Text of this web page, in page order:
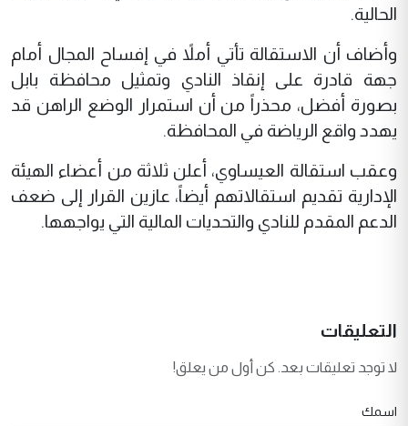
الحالية.
وأضاف أن الاستقالة تأتي أملاً في إفساح المجال أمام
جهة قادرة على إنقاذ النادي وتمثيل محافظة بابل
بصورة أفضل، محذراً من أن استمرار الوضع الراهن قد
يهدد واقع الرياضة في المحافظة.
وعقب استقالة العيساوي، أعلن ثلاثة من أعضاء الهيئة
الإدارية تقديم استقالاتهم أيضاً، عازين القرار إلى ضعف
الدعم المقدم للنادي والتحديات المالية التي يواجهها.
التعليقات
لا توجد تعليقات بعد. كن أول من يعلق!
اسمك